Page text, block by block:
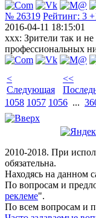
№ 26319 Рейтинг: 3
2016-04-11 18:15:01
xxx: Зрители так и не
профессиональных
<
Следующая
<<
1058 1057 1056 ...
2010-2018. При
обязательна.
Находясь на данном
По вопросам и
реклеме".
По всем вопросам и